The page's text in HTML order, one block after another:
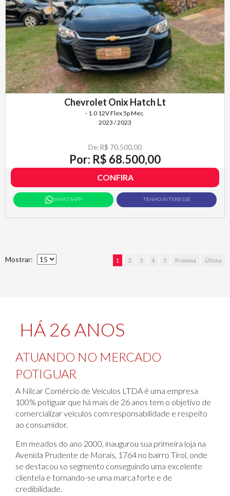
Chevrolet Onix Hatch Lt
- 1.0 12V Flex 5p Mec.
2023 / 2023
De: R$ 70.500,00
Por: R$ 68.500,00
CONFIRA
WHATSAPP TENHO INTERESSE
Mostrar: 1 2 3 4 5 Próxima Última
HÁ 26 ANOS
ATUANDO NO MERCADO
POTIGUAR
A Nilcar Comércio de Veículos LTDA é uma empresa
100% potiguar que há mais de 26 anos tem o objetivo de
comercializar veículos com responsabilidade e respeito
ao consumidor.
Em meados do ano 2000, inaugurou sua primeira loja na
Avenida Prudente de Morais, 1764 no bairro Tirol, onde
se destacou so segmento conseguindo uma excelente
clientela e tornando-se uma marca forte e de
credibilidade.